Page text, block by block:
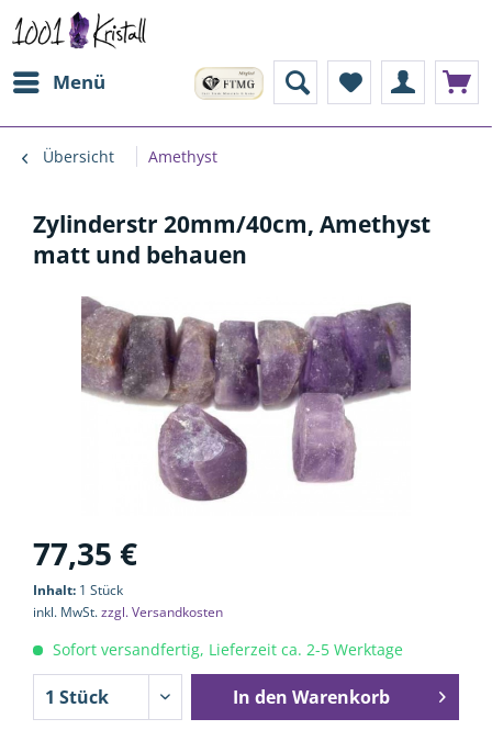
Menü
Übersicht Amethyst
Zylinderstr 20mm/40cm, Amethyst
matt und behauen
77,35 €
Inhalt: 1 Stück
inkl. MwSt.zzgl. Versandkosten
Sofort versandfertig, Lieferzeit ca. 2-5 Werktage
In den Warenkorb